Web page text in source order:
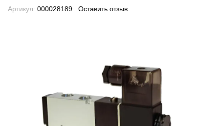
Артикул: 000028189 Оставить отзыв